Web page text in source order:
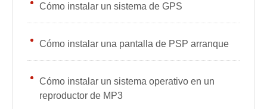
Cómo instalar un sistema de GPS
Cómo instalar una pantalla de PSP arranque
Cómo instalar un sistema operativo en un
reproductor de MP3